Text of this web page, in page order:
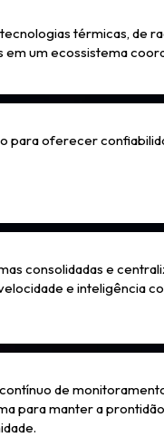
térmicas, de
em um ecossistema
para oferecer
consolidadas e
e inteligência
de
para manter a